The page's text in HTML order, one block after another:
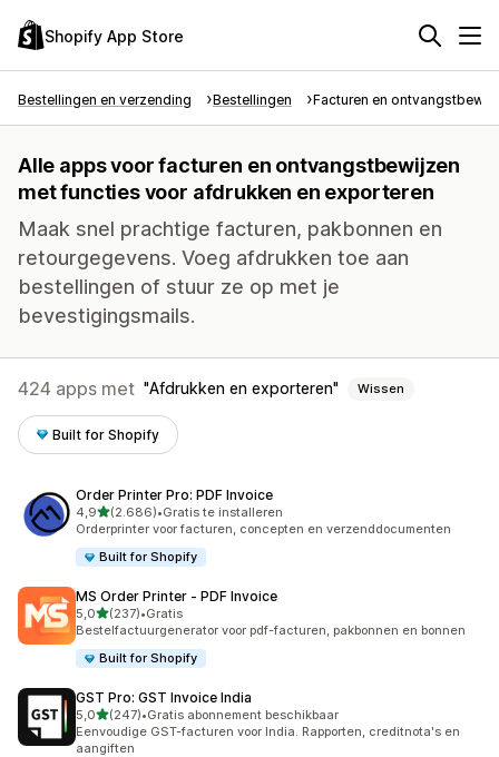
Shopify App Store
Bestellingen en verzending Bestellingen Facturen en
Alle apps voor facturen en ontvangstbewijzen
met functies voor afdrukken en exporteren
Maak snel prachtige facturen, pakbonnen en
retourgegevens. Voeg afdrukken toe aan
bestellingen of stuur ze op met je
bevestigingsmails.
424 apps met Afdrukken en exporteren Wissen
Built for Shopify
Order Printer Pro: PDF Invoice
4,9van 5 sterren
(2.686)
2686 recensies in totaal
•Gratis te installeren
Orderprinter voor facturen, concepten en verzenddocumenten
Built for Shopify
MS Order Printer ‑ PDF Invoice
5,0van 5 sterren
(237)
237 recensies in totaal
•Gratis
Bestelfactuurgenerator voor pdf-facturen, pakbonnen en bonnen
Built for Shopify
GST Pro: GST Invoice India
5,0van 5 sterren
(247)
247 recensies in totaal
•Gratis abonnement beschikbaar
Eenvoudige GST-facturen voor India. Rapporten, creditnota's en
aangiften